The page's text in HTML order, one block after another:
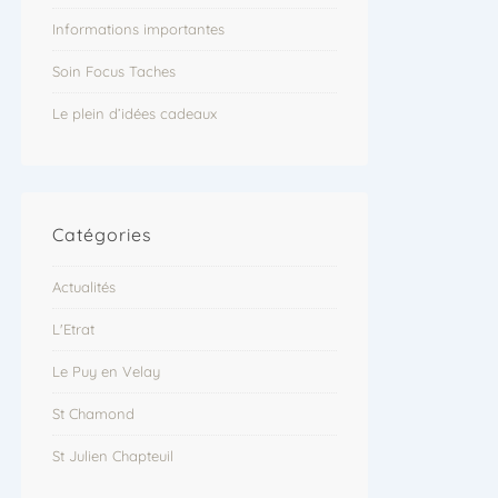
Informations importantes
Soin Focus Taches
Le plein d’idées cadeaux
Catégories
Actualités
L'Etrat
Le Puy en Velay
St Chamond
St Julien Chapteuil